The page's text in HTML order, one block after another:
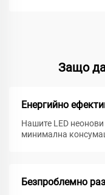
Защо
Енергийно
Нашите LED
минимална
Безпроблемно